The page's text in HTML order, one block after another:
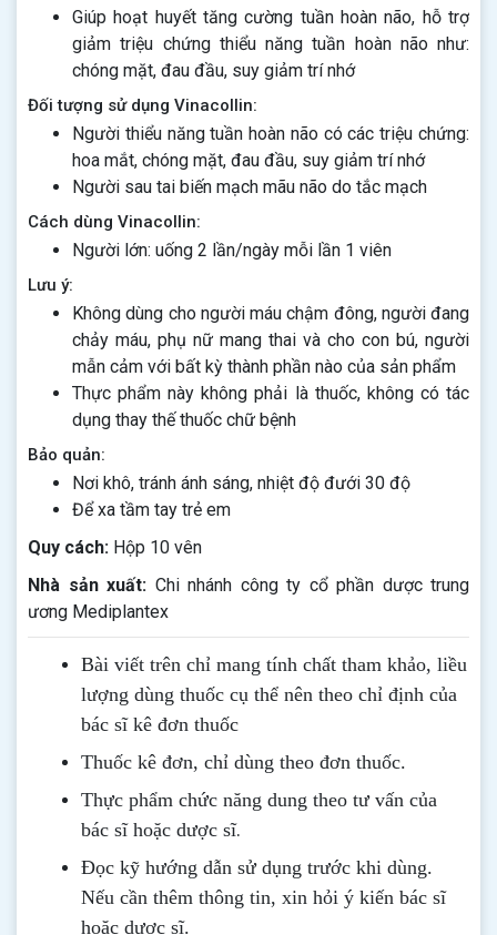
Giúp hoạt huyết tăng cường tuần hoàn não, hỗ trợ
giảm triệu chứng thiểu năng tuần hoàn não như:
chóng mặt, đau đầu, suy giảm trí nhớ
Đối tượng sử dụng Vinacollin:
Người thiểu năng tuần hoàn não có các triệu chứng:
hoa mắt, chóng mặt, đau đầu, suy giảm trí nhớ
Người sau tai biến mạch mãu não do tắc mạch
Cách dùng Vinacollin:
Người lớn: uống 2 lần/ngày mỗi lần 1 viên
Lưu ý:
Không dùng cho người máu chậm đông, người đang
chảy máu, phụ nữ mang thai và cho con bú, người
mẫn cảm với bất kỳ thành phần nào của sản phẩm
Thực phẩm này không phải là thuốc, không có tác
dụng thay thế thuốc chữ bệnh
Bảo quản:
Nơi khô, tránh ánh sáng, nhiệt độ đưới 30 độ
Để xa tầm tay trẻ em
Quy cách: Hộp 10 vên
Nhà sản xuất: Chi nhánh công ty cổ phần dược trung
ương Mediplantex
Bài viết trên chỉ mang tính chất tham khảo, liều
lượng dùng thuốc cụ thể nên theo chỉ định của
bác sĩ kê đơn thuốc
Thuốc kê đơn, chỉ dùng theo đơn thuốc.
Thực phẩm chức năng dung theo tư vấn của
bác sĩ hoặc dược sĩ.
Đọc kỹ hướng dẫn sử dụng trước khi dùng.
Nếu cần thêm thông tin, xin hỏi ý kiến bác sĩ
hoặc dược sĩ.